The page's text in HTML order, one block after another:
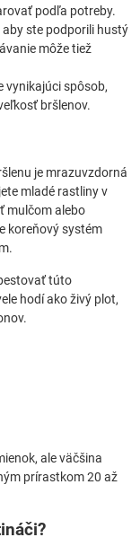
podľa potreby.
ste podporili hustý
môže tiež
vynikajúci spôsob,
bršlenov.
je mrazuvzdorná
mladé rastliny v
mulčom alebo
koreňový systém
túto
hodí ako živý plot,
ale väčšina
prírastkom 20 až